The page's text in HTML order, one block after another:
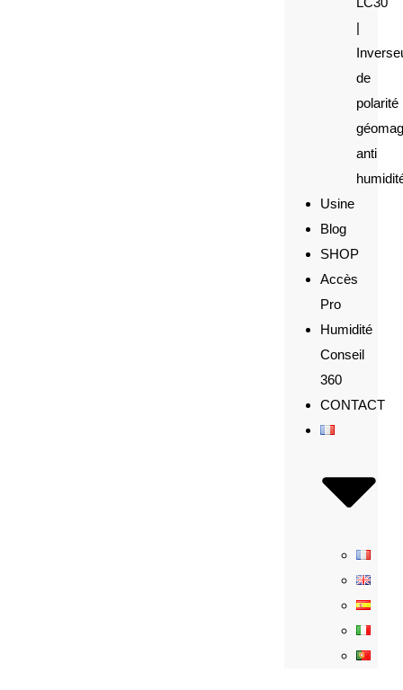
|
de
polarité
anti
Usine
Blog
SHOP
Accès
Pro
Humidité
Conseil
360
CONTACT